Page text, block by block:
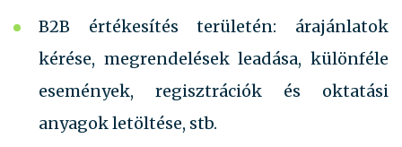
B2B értékesítés területén: árajánlatok
kérése, megrendelések leadása, különféle
események, regisztrációk és oktatási
anyagok letöltése, stb.